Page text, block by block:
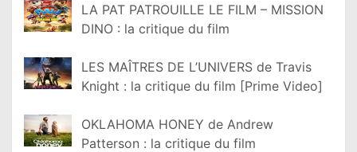
LA PAT PATROUILLE LE FILM – MISSION
DINO : la critique du film
LES MAÎTRES DE L’UNIVERS de Travis
Knight : la critique du film [Prime Video]
OKLAHOMA HONEY de Andrew
Patterson : la critique du film